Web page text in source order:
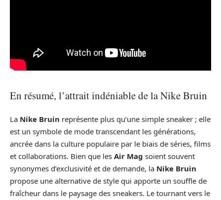
En résumé, l’attrait indéniable de la Nike Bruin
La Nike Bruin représente plus qu’une simple sneaker ; elle
est un symbole de mode transcendant les générations,
ancrée dans la culture populaire par le biais de séries, films
et collaborations. Bien que les Air Mag soient souvent
synonymes d’exclusivité et de demande, la Nike Bruin
propose une alternative de style qui apporte un souffle de
fraîcheur dans le paysage des sneakers. Le tournant vers le